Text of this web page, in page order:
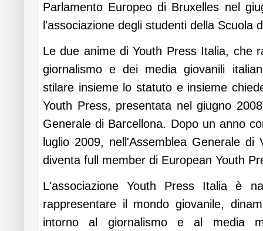
Parlamento Europeo di Bruxelles nel
l'associazione degli studenti della Scuola
Le due anime di Youth Press Italia, che
giornalismo e dei media giovanili
stilare insieme lo statuto e insieme
Youth Press, presentata nel giugno
Generale di Barcellona. Dopo un anno
luglio 2009, nell'Assemblea Generale di
diventa full member di European Youth
L'associazione Youth Press Italia è
rappresentare il mondo giovanile,
intorno al giornalismo e al media